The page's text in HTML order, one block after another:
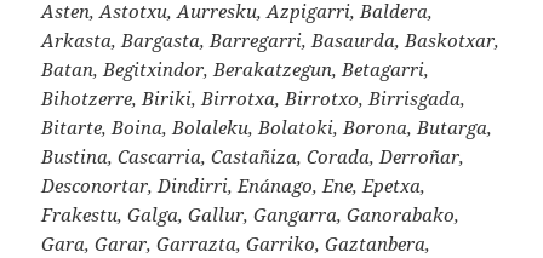
Asten, Astotxu, Aurresku, Azpigarri, Baldera,
Arkasta, Bargasta, Barregarri, Basaurda, Baskotxar,
Batan, Begitxindor, Berakatzegun, Betagarri,
Bihotzerre, Biriki, Birrotxa, Birrotxo, Birrisgada,
Bitarte, Boina, Bolaleku, Bolatoki, Borona, Butarga,
Bustina, Cascarria, Castañiza, Corada, Derroñar,
Desconortar, Dindirri, Enánago, Ene, Epetxa,
Frakestu, Galga, Gallur, Gangarra, Ganorabako,
Gara, Garar, Garrazta, Garriko, Gaztanbera,